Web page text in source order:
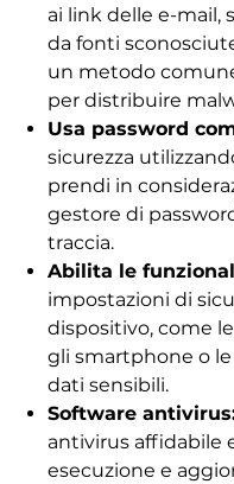
ai link delle e-
da fonti
un metodo
per distribuire
Usa password
sicurezza
prendi in
gestore di
traccia.
Abilita le
impostazioni di
dispositivo, come
gli smartphone o
dati sensibili.
Software
antivirus affidabile
esecuzione e